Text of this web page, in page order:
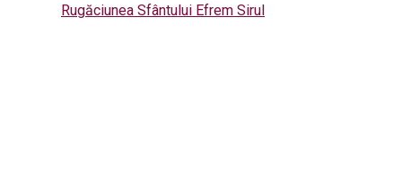
Rugăciunea Sfântului Efrem Sirul